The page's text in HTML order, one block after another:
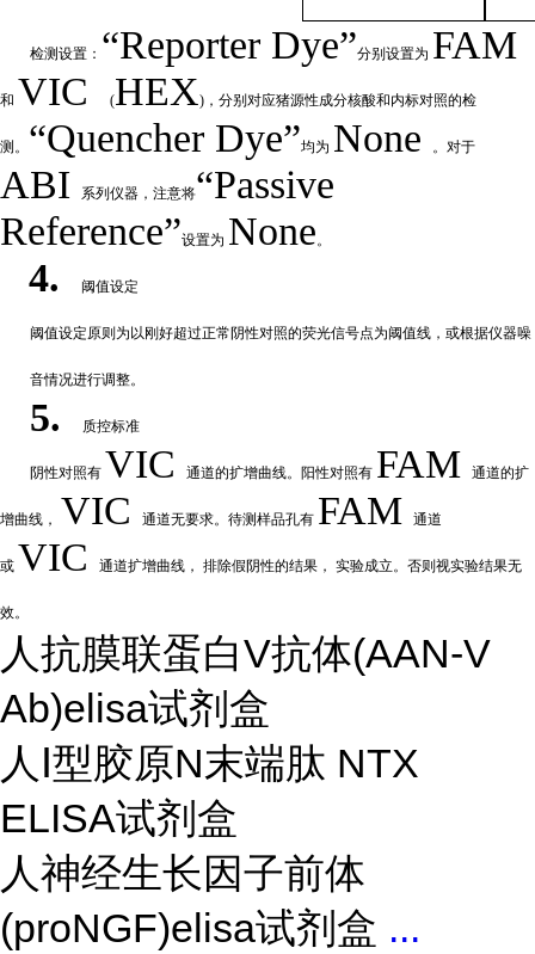
检测设置： “Reporter Dye”分别设置为 FAM
和 VIC(HEX)，分别对应猪源性成分核酸和内标对照的检
测。 “Quencher Dye”均为 None 。对于
ABI 系列仪器，注意将“Passive
Reference”设置为 None。
4. 阈值设定
阈值设定原则为以刚好超过正常阴性对照的荧光信号点为阈值线，或根据仪器噪
音情况进行调整。
5. 质控标准
阴性对照有 VIC通道的扩增曲线。阳性对照有 FAM通道的扩
增曲线， VIC通道无要求。待测样品孔有 FAM通道
或 VIC 通道扩增曲线， 排除假阴性的结果， 实验成立。否则视实验结果无
效。
人抗膜联蛋白V抗体(AAN-V
Ab)elisa试剂盒
人Ⅰ型胶原N末端肽 NTX
ELISA试剂盒
人神经生长因子前体
(proNGF)elisa试剂盒 ...